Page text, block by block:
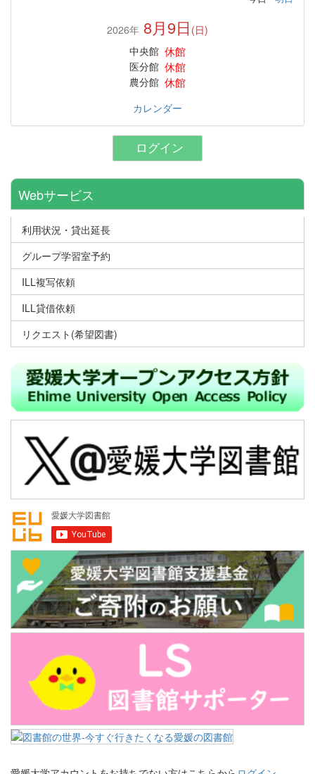
2026年 8月9日 (日)
中央館 休館
医分館 休館
農分館 休館
カレンダー
ログイン
Webサービス
利用状況・貸出延長
グループ学習室予約
ILL複写依頼
ILL貸借依頼
リクエスト(希望図書)